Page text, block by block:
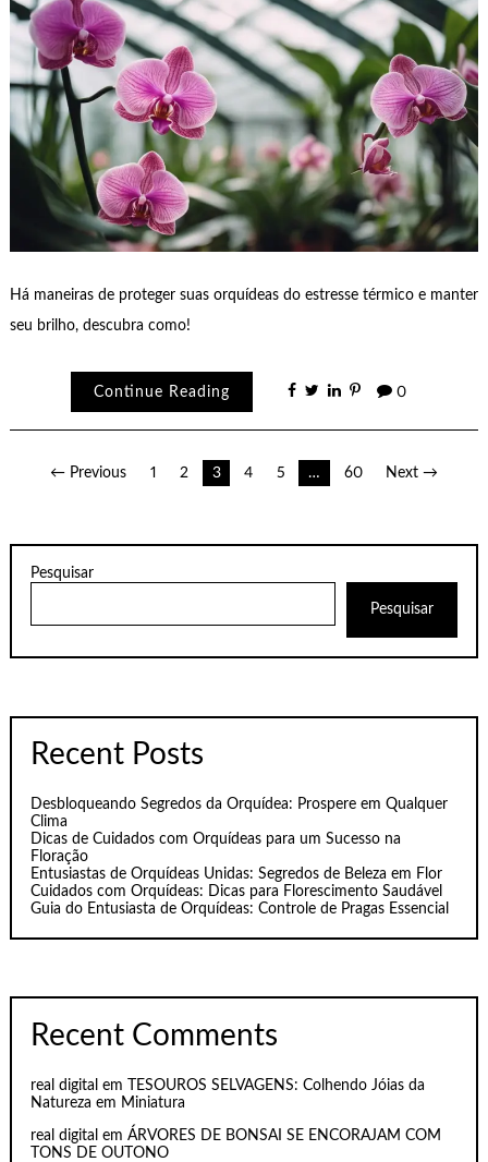
Há maneiras de proteger suas orquídeas do estresse térmico e manter
seu brilho, descubra como!
Continue Reading 0
Paginação
posts
← Previous 1 2 3 4 5 … 60 Next →
Pesquisar
Pesquisar
Recent Posts
Desbloqueando Segredos da Orquídea: Prospere em Qualquer
Clima
Dicas de Cuidados com Orquídeas para um Sucesso na
Floração
Entusiastas de Orquídeas Unidas: Segredos de Beleza em Flor
Cuidados com Orquídeas: Dicas para Florescimento Saudável
Guia do Entusiasta de Orquídeas: Controle de Pragas Essencial
Recent Comments
real digital em
TESOUROS SELVAGENS: Colhendo Jóias da
Natureza em Miniatura
real digital emÁRVORES DE BONSAI SE ENCORAJAM COM
TONS DE OUTONO